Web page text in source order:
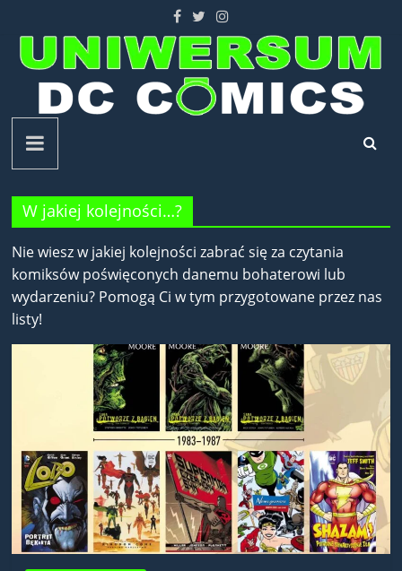
content
Uniwersum
DC
Comics
W jakiej kolejności…?
Nie wiesz w jakiej kolejności zabrać się za czytania
komiksów poświęconych danemu bohaterowi lub
wydarzeniu? Pomogą Ci w tym przygotowane przez nas
listy!